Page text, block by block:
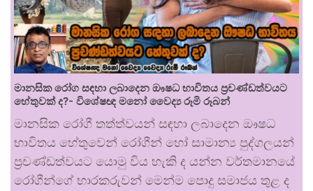
මානසික රෝග සඳහා ලබාදෙන ඖෂධ භාවිතය ප්‍රචණ්ඩත්වයට
හේතුවක් ද?- විශේෂඥ මනෝ වෛද්‍ය රූමි රූබන්
මානසික රෝගී තත්ත්වයන් සඳහා ලබාදෙන ඖෂධ
භාවිතය හේතුවෙන් රෝගීන් හෝ සාමාන්‍ය පුද්ගලයන්
ප්‍රචණ්ඩත්වයට යොමු විය හැකි ද යන්න වර්තමානයේ
රෝගීන්ගේ භාරකරුවන් මෙන්ම පොදු සමාජය තුළ ද